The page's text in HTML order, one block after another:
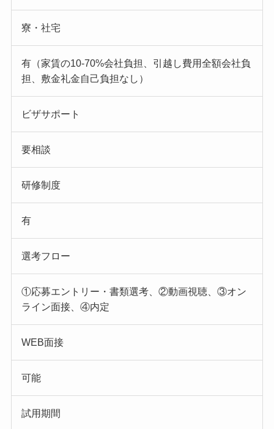
寮・社宅
有（家賃の10-70%会社負担、引越し費用全額会社負
担、敷金礼金自己負担なし）
ビザサポート
要相談
研修制度
有
選考フロー
①応募エントリー・書類選考、②動画視聴、③オン
ライン面接、④内定
WEB面接
可能
試用期間